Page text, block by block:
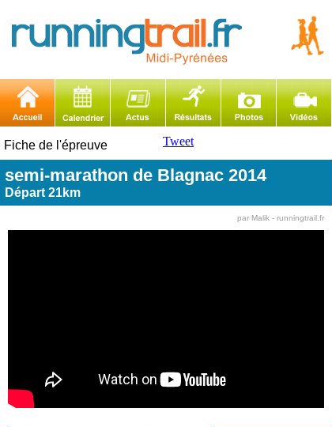
Fiche de l'épreuve Tweet
semi-marathon de Blagnac 2014
Départ 21km
par Malik - runningtrail.fr